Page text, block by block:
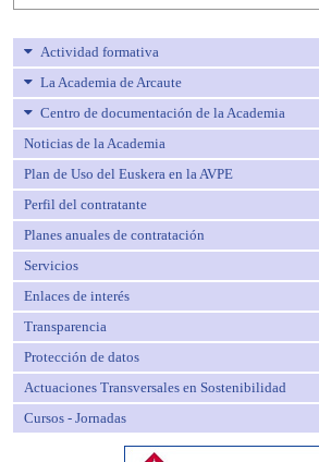
Actividad formativa
La Academia de Arcaute
Centro de documentación de la Academia
Noticias de la Academia
Plan de Uso del Euskera en la AVPE
Perfil del contratante
Planes anuales de contratación
Servicios
Enlaces de interés
Transparencia
Protección de datos
Actuaciones Transversales en Sostenibilidad
Cursos - Jornadas